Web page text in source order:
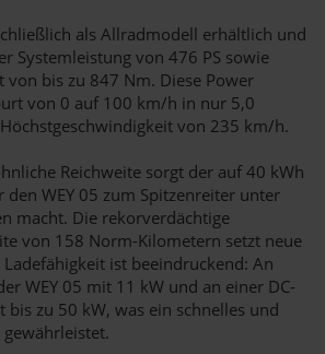
als Allradmodell erhältlich und
Systemleistung von 476 PS sowie
bis zu 847 Nm. Diese Power
von 0 auf 100 km/h in nur 5,0
von 235 km/h.
Reichweite sorgt der auf 40 kWh
WEY 05 zum Spitzenreiter unter
macht. Die rekorverdächtige
von 158 Norm-Kilometern setzt neue
ist beeindruckend: An
WEY 05 mit 11 kW und an einer DC-
bis zu 50 kW, was ein schnelles und